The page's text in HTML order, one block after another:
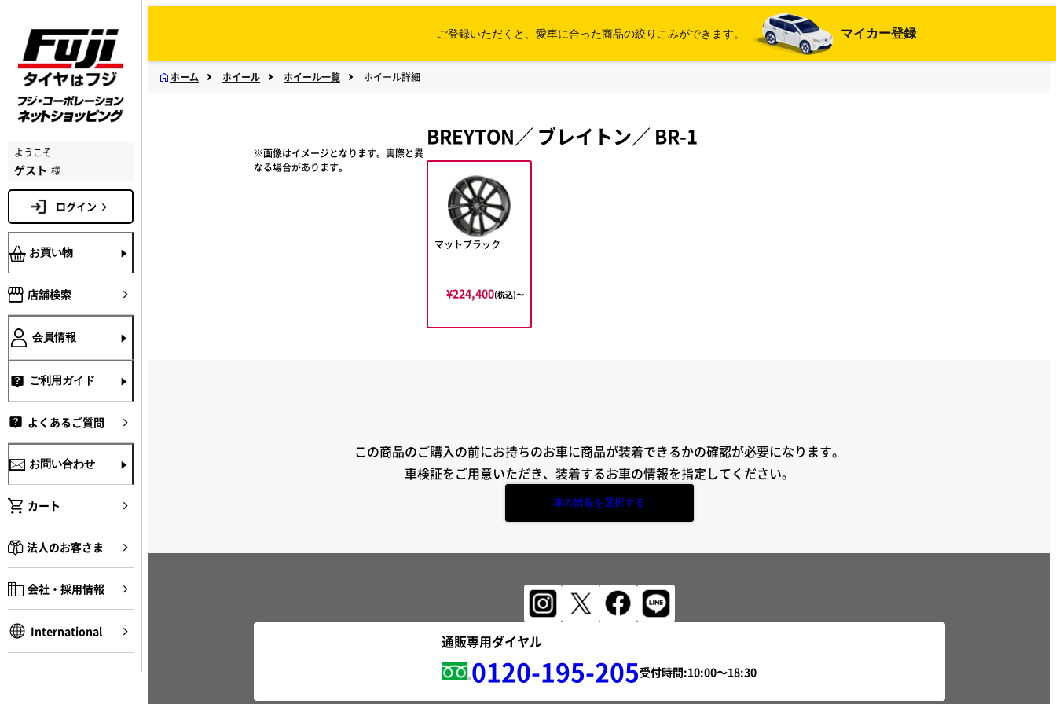
ようこそ
ゲスト 様
ログイン
お買い物
店舗検索
会員情報
ご利用ガイド
よくあるご質問
お問い合わせ
カート
法人のお客さま
会社・採用情報
International
ご登録いただくと、愛車に合った商品の絞りこみができます。 マイカー登録
ホーム ホイール ホイール一覧 ホイール詳細
※画像はイメージとなります。実際と異
なる場合があります。
BREYTON／ ブレイトン／ BR-1
マットブラック
¥224,400(税込)〜
この商品のご購入の前にお持ちのお車に商品が装着できるかの確認が必要になります。
車検証をご用意いただき、装着するお車の情報を指定してください。
車の情報を選択する
通販専用ダイヤル
0120-195-205受付時間: